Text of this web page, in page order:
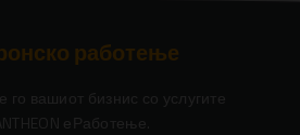
работење
го вашиот бизнис со услугите
еРаботење.